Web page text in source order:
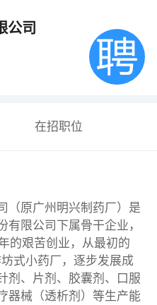
公司
在招职位
（原广州明兴制药厂）是
限公司下属骨干企业，
的艰苦创业，从最初的
坊式小药厂，逐步发展成
剂、片剂、胶囊剂、口服
器械（透析剂）等生产能